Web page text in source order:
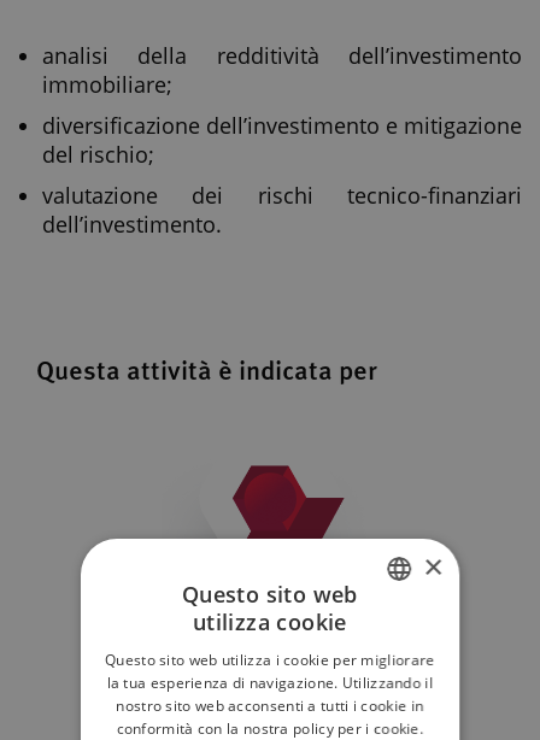
analisi della redditività dell’investimento
immobiliare;
diversificazione dell’investimento e mitigazione
del rischio;
valutazione dei rischi tecnico-finanziari
dell’investimento.
Questa attività è indicata per
Patrimoni familiari/Privati
ENGLISH
×
Questo sito web
utilizza cookie
Questo sito web utilizza i cookie per migliorare
la tua esperienza di navigazione. Utilizzando il
nostro sito web acconsenti a tutti i cookie in
conformità con la nostra policy per i cookie.